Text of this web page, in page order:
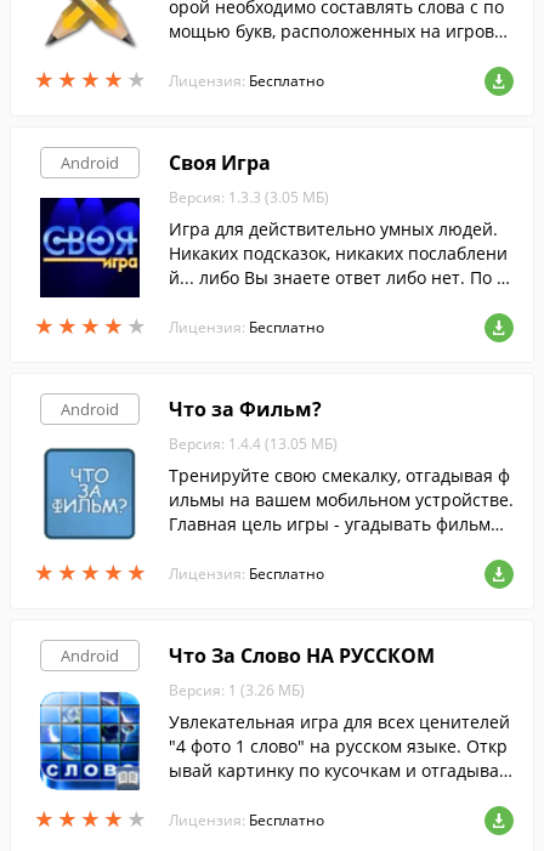
★ ★ ★ ★ ★
★ ★ ★ ★ ★
орой необходимо составлять слова с по
мощью букв, расположенных на игрово
Лицензия: Бесплатно
Android
★ ★ ★ ★ ★
★ ★ ★ ★ ★
Своя Игра
Версия: 1.3.3 (3.05 МБ)
Игра для действительно умных людей.
Никаких подсказок, никаких послаблени
й... либо Вы знаете ответ либо нет. По м
pardy ).
Лицензия: Бесплатно
Android
★ ★ ★ ★ ★
★ ★ ★ ★ ★
Что за Фильм?
Версия: 1.4.4 (13.05 МБ)
Тренируйте свою смекалку, отгадывая ф
ильмы на вашем мобильном устройстве.
Главная цель игры - угадывать фильмы
Лицензия: Бесплатно
Android
★ ★ ★ ★ ★
★ ★ ★ ★ ★
Что За Слово НА РУССКОМ
Версия: 1 (3.26 МБ)
Увлекательная игра для всех ценителей
"4 фото 1 слово" на русском языке. Откр
ывай картинку по кусочкам и отгадывай
Лицензия: Бесплатно